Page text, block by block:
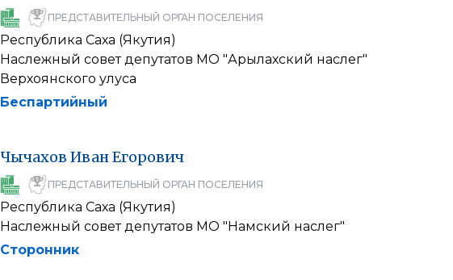
ПРЕДСТАВИТЕЛЬНЫЙ ОРГАН ПОСЕЛЕНИЯ
Республика Саха (Якутия)
Наслежный совет депутатов МО "Арылахский наслег"
Верхоянского улуса
Беспартийный
Чычахов ИванЕгорович
ПРЕДСТАВИТЕЛЬНЫЙ ОРГАН ПОСЕЛЕНИЯ
Республика Саха (Якутия)
Наслежный совет депутатов МО "Намский наслег"
Сторонник